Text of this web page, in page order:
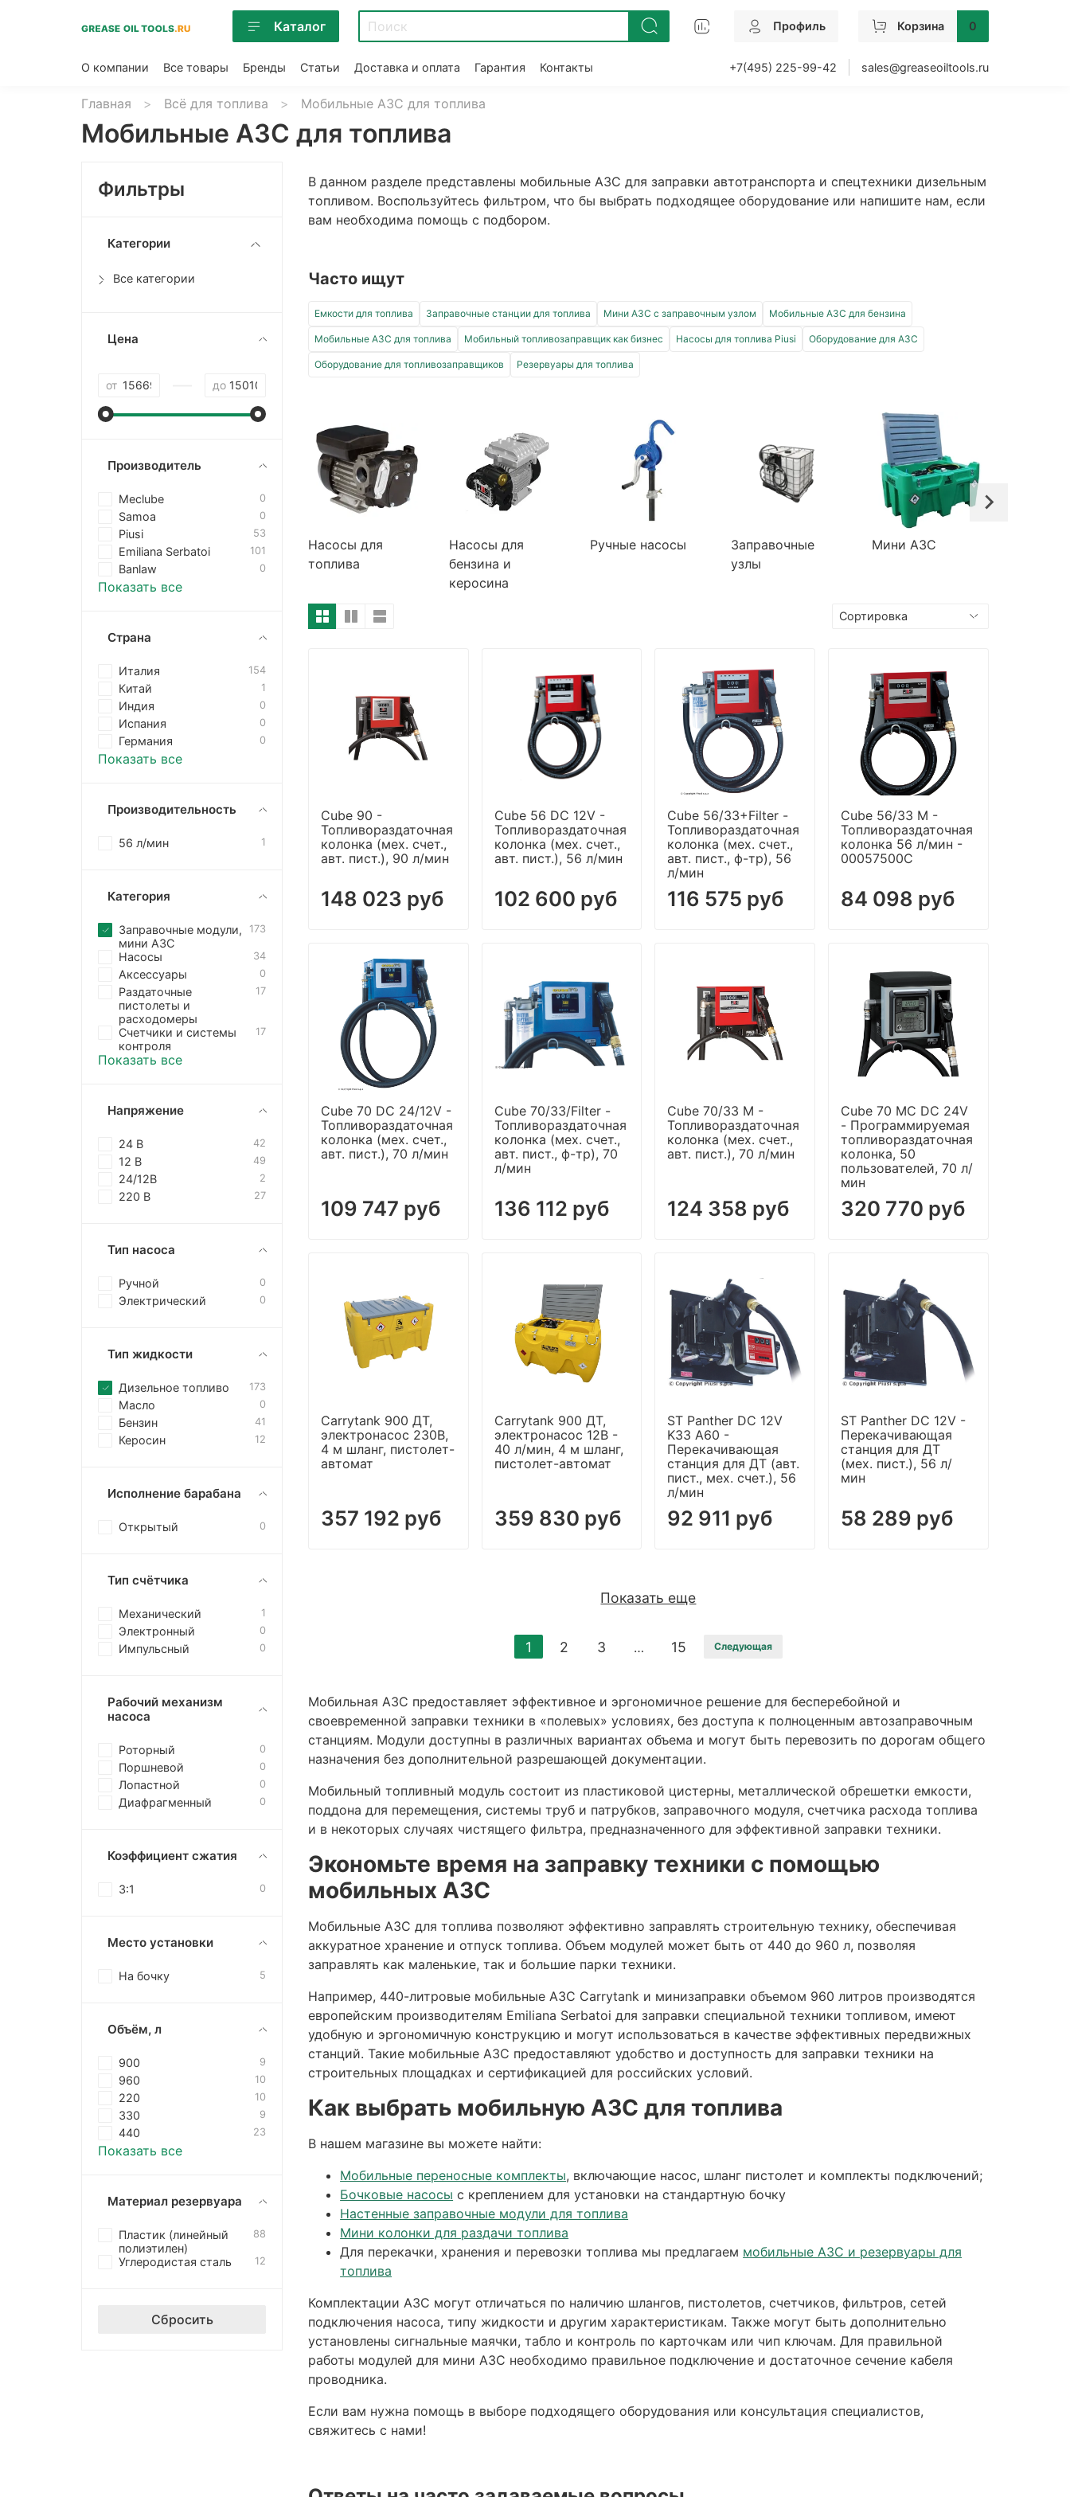
Каталог Профиль Корзина 0
О компании Все товары Бренды Статьи Доставка и оплата Гарантия Контакты +7(495) 225-99-42 sales@greaseoiltools.ru
Главная Всё для топлива Мобильные АЗС для топлива
Мобильные АЗС для топлива
В данном разделе представлены мобильные АЗС для заправки автотранспорта и спецтехники дизельным
топливом. Воспользуйтесь фильтром, что бы выбрать подходящее оборудование или напишите нам, если
вам необходима помощь с подбором.
Часто ищут
Емкости для топлива Заправочные станции для топлива Мини АЗС с заправочным узлом Мобильные АЗС для бензина
Мобильные АЗС для топлива Мобильный топливозаправщик как бизнес Насосы для топлива Piusi Оборудование для АЗС
Оборудование для топливозаправщиков Резервуары для топлива
Насосы для
топлива
Насосы для
бензина и
керосина
Ручные насосы
Заправочные
узлы
Мини АЗС
Cube 90 -
Топливораздаточная
колонка (мех. счет.,
авт. пист.), 90 л/мин
148 023 руб
Cube 56 DC 12V -
Топливораздаточная
колонка (мех. счет.,
авт. пист.), 56 л/мин
102 600 руб
Cube 56/33+Filter -
Топливораздаточная
колонка (мех. счет.,
авт. пист., ф-тр), 56
л/мин
116 575 руб
Cube 56/33 M -
Топливораздаточная
колонка 56 л/мин -
00057500C
84 098 руб
Cube 70 DC 24/12V -
Топливораздаточная
колонка (мех. счет.,
авт. пист.), 70 л/мин
109 747 руб
Cube 70/33/Filter -
Топливораздаточная
колонка (мех. счет.,
авт. пист., ф-тр), 70
л/мин
136 112 руб
Cube 70/33 M -
Топливораздаточная
колонка (мех. cчет.,
авт. пист.), 70 л/мин
124 358 руб
Cube 70 MC DC 24V
- Программируемая
топливораздаточная
колонка, 50
пользователей, 70 л/
мин
320 770 руб
Carrytank 900 ДТ,
электронасос 230В,
4 м шланг, пистолет-
автомат
357 192 руб
Carrytank 900 ДТ,
электронасос 12В -
40 л/мин, 4 м шланг,
пистолет-автомат
359 830 руб
ST Panther DC 12V
K33 A60 -
Перекачивающая
станция для ДТ (авт.
пист., мех. счет.), 56
л/мин
92 911 руб
ST Panther DC 12V -
Перекачивающая
станция для ДТ
(мех. пист.), 56 л/
мин
58 289 руб
Показать еще
1 2 3 … 15 Следующая
Мобильная АЗС предоставляет эффективное и эргономичное решение для бесперебойной и
своевременной заправки техники в «полевых» условиях, без доступа к полноценным автозаправочным
станциям. Модули доступны в различных вариантах объема и могут быть перевозить по дорогам общего
назначения без дополнительной разрешающей документации.
Мобильный топливный модуль состоит из пластиковой цистерны, металлической обрешетки емкости,
поддона для перемещения, системы труб и патрубков, заправочного модуля, счетчика расхода топлива
и в некоторых случаях чистящего фильтра, предназначенного для эффективной заправки техники.
Экономьте время на заправку техники с помощью
мобильных АЗС
Мобильные АЗС для топлива позволяют эффективно заправлять строительную технику, обеспечивая
аккуратное хранение и отпуск топлива. Объем модулей может быть от 440 до 960 л, позволяя
заправлять как маленькие, так и большие парки техники.
Например, 440-литровые мобильные АЗС Carrytank и минизаправки объемом 960 литров производятся
европейским производителям Emiliana Serbatoi для заправки специальной техники топливом, имеют
удобную и эргономичную конструкцию и могут использоваться в качестве эффективных передвижных
станций. Такие мобильные АЗС предоставляют удобство и доступность для заправки техники на
строительных площадках и сертификацией для российских условий.
Как выбрать мобильную АЗС для топлива
В нашем магазине вы можете найти:
Мобильные переносные комплекты, включающие насос, шланг пистолет и комплекты подключений;
Бочковые насосы с креплением для установки на стандартную бочку
Настенные заправочные модули для топлива
Мини колонки для раздачи топлива
Для перекачки, хранения и перевозки топлива мы предлагаем мобильные АЗС и резервуары для
топлива
Комплектации АЗС могут отличаться по наличию шлангов, пистолетов, счетчиков, фильтров, сетей
подключения насоса, типу жидкости и другим характеристикам. Также могут быть дополнительно
установлены сигнальные маячки, табло и контроль по карточкам или чип ключам. Для правильной
работы модулей для мини АЗС необходимо правильное подключение и достаточное сечение кабеля
проводника.
Если вам нужна помощь в выборе подходящего оборудования или консультация специалистов,
свяжитесь с нами!
Фильтры
Категории
Все категории
Цена
от до
Производитель
Meclube 0
Samoa 0
Piusi 53
Emiliana Serbatoi 101
Banlaw 0
Показать все
Страна
Италия 154
Китай 1
Индия 0
Испания 0
Германия 0
Показать все
Производительность
56 л/мин 1
Категория
Заправочные модули,
мини АЗС
173
Насосы 34
Аксессуары 0
Раздаточные
пистолеты и
расходомеры
17
Счетчики и системы
контроля
17
Показать все
Напряжение
24 В 42
12 В 49
24/12В 2
220 В 27
Тип насоса
Ручной 0
Электрический 0
Тип жидкости
Дизельное топливо 173
Масло 0
Бензин 41
Керосин 12
Исполнение барабана
Открытый 0
Тип счётчика
Механический 1
Электронный 0
Импульсный 0
Рабочий механизм
насоса
Роторный 0
Поршневой 0
Лопастной 0
Диафрагменный 0
Коэффициент сжатия
3:1 0
Место установки
На бочку 5
Объём, л
900 9
960 10
220 10
330 9
440 23
Показать все
Материал резервуара
Пластик (линейный
полиэтилен)
88
Углеродистая сталь 12
Сбросить